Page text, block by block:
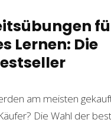
Lernen: Die
am meisten
Die Wahl der